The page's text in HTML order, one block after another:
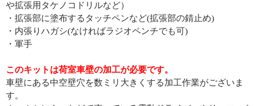
や拡張用タケノコドリルなど）
・拡張部に塗布するタッチペンなど(拡張部の錆止め)
・内張りハガシ(なければラジオペンチでも可)
・軍手
このキットは荷室車壁の加工が必要です。
車壁にある中空壁穴を数ミリ大きくする加工作業がございま
す。